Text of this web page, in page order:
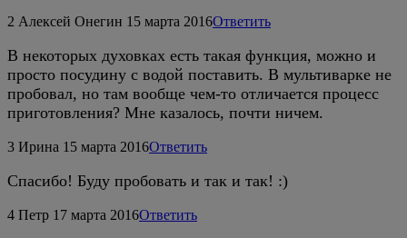
2 Алексей Онегин 15 марта 2016Ответить
В некоторых духовках есть такая функция, можно и
просто посудину с водой поставить. В мультиварке не
пробовал, но там вообще чем-то отличается процесс
приготовления? Мне казалось, почти ничем.
3 Ирина 15 марта 2016Ответить
Спасибо! Буду пробовать и так и так! :)
4 Петр 17 марта 2016Ответить